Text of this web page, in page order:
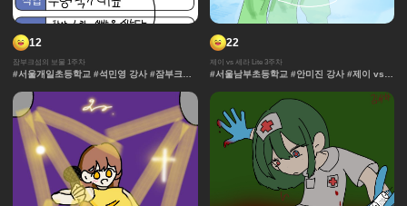
12
잠부크섬의 보물 1주차
#서울개일초등학교 #석민영 강사 #잠부크섬
의보물 #9차시 #사건 #모험 #마법 #서울개일
초등학교 #석민영강사 #세계관 중세 #보물 #
정규
22
제이 vs 세라 Lite 3주차
#서울남부초등학교 #안미진 강사 #제이 vs
#컷만화 #데포르메 #훈련 #보석 #창작 디자
인 #체육 #제이 #대결 #댄스